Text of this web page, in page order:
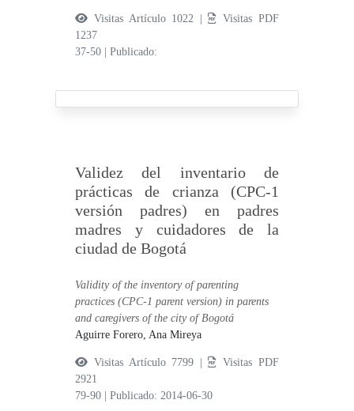
Visitas Artículo 1022 |
Visitas PDF
1237
37-50
|Publicado:
Validez del inventario de
prácticas de crianza (CPC-1
versión padres) en padres
madres y cuidadores de la
ciudad de Bogotá
Validity of the inventory of parenting
practices (CPC-1 parent version) in parents
and caregivers of the city of Bogotá
Aguirre Forero, Ana Mireya
Visitas Artículo 7799 |
Visitas PDF
2921
79-90
|Publicado: 2014-06-30